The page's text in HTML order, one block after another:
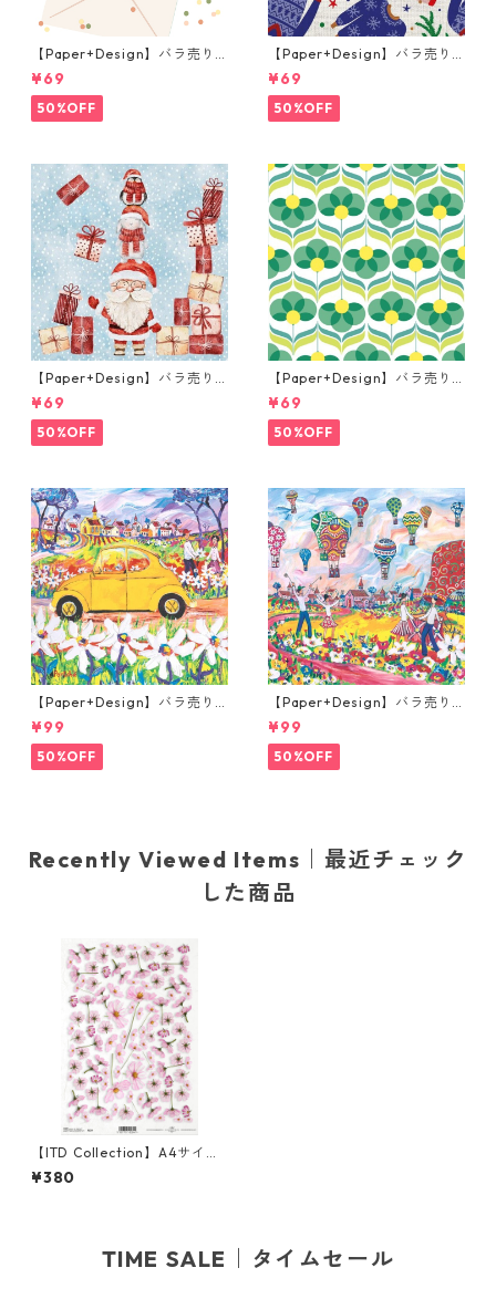
【Paper+Design】バラ売り2
枚 ランチサイズ ペーパーナプ
キン Flower Message ホワイ
ト
¥69
50%OFF
【Paper+Design】バラ売り2
枚 ランチサイズ ペーパーナプ
キン Holiday ベージュ
¥69
50%OFF
【Paper+Design】バラ売り2
枚 ランチサイズ ペーパーナプ
キン Santas helpers ライト
ブルー
¥69
50%OFF
【Paper+Design】バラ売り2
枚 ランチサイズ ペーパーナプ
キン Geo Flowers グリーン
¥69
50%OFF
【Paper+Design】バラ売り2
枚 ランチサイズ ペーパーナプ
キン Portchie Art The yellow
Beetle イエロー
¥99
50%OFF
【Paper+Design】バラ売り2
枚 ランチサイズ ペーパーナプ
キン Portchie Art Children's
Festival in Dinkelsbuhl ライ
トブルー
¥99
50%OFF
Recently Viewed Items｜最近チェック
した商品
【ITD Collection】A4サイズ
ライスペーパー R0034 デコ
パージュ
¥380
TIME SALE｜タイムセール